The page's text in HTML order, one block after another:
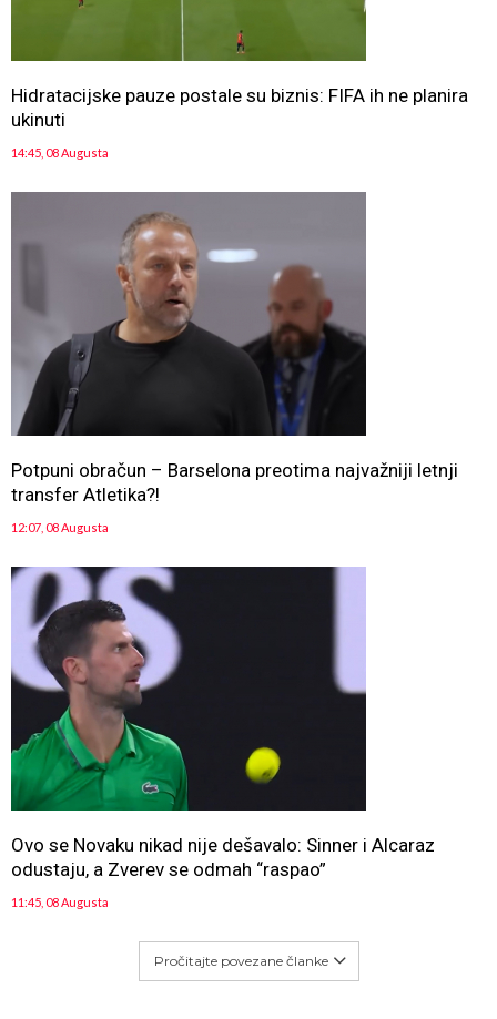
Hidratacijske pauze postale su biznis: FIFA ih ne planira
ukinuti
14:45, 08 Augusta
Potpuni obračun – Barselona preotima najvažniji letnji
transfer Atletika?!
12:07, 08 Augusta
Ovo se Novaku nikad nije dešavalo: Sinner i Alcaraz
odustaju, a Zverev se odmah “raspao”
11:45, 08 Augusta
Pročitajte povezane članke